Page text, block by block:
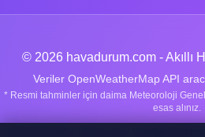
© 2026 havadurum.com - Akıllı
Veriler OpenWeatherMap API
* Resmi tahminler için daima Meteoroloji
esas alınız.